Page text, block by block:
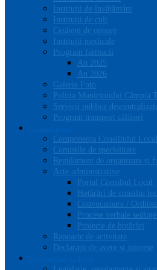
Instituții de învățământ
Instituții de cult
Cetățeni de onoare
Instituții medicale
Program farmacii
An 2025
An 2026
Galerie Foto
Poliția Municipiului Câmpia
Servicii publice descentralizate
Program transport călători
Componența Consiliului Local
Comisiile de specialitate
Regulament de organizare și
Acte administrative
Portal Consiliul Local
Hotărâri de consiliu
Convocatoare /
Procese verbale
Proiecte de hotărâri
Rapoarte de activitate
Declarații de avere și interese